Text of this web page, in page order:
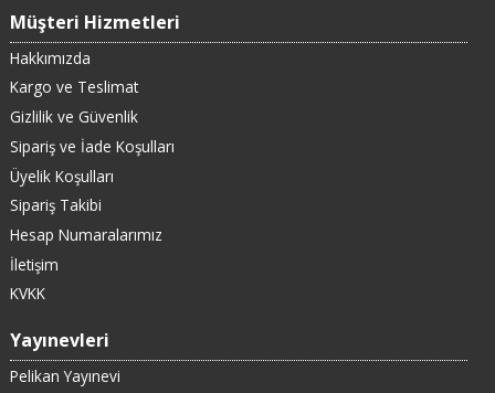
Müşteri Hizmetleri
Hakkımızda
Kargo ve Teslimat
Gizlilik ve Güvenlik
Sipariş ve İade Koşulları
Üyelik Koşulları
Sipariş Takibi
Hesap Numaralarımız
İletişim
KVKK
Yayınevleri
Pelikan Yayınevi